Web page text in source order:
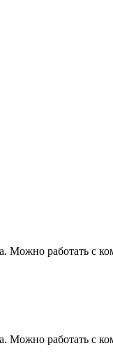
Можно работать с
Можно работать с